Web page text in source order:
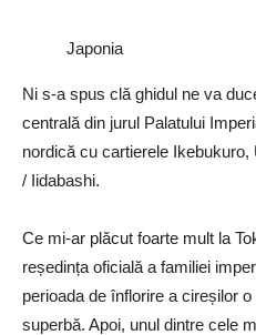
Japonia
Ni s-a spus clă ghidul ne va
centrală din jurul Palatului
nordică cu cartierele
/ Iidabashi.
Ce mi-ar plăcut foarte mult la
reședința oficială a familiei
perioada de înflorire a cireșilor
superbă. Apoi, unul dintre cele